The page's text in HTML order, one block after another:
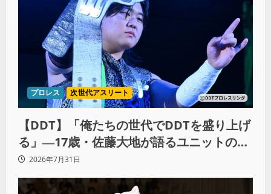
プロレス 次世代アスリート
【DDT】「俺たちの世代でDDTを盛り上げ
る」―17歳・佐藤大地が語るユニットの絆
とシングル王座への飽くなき野望
2026年7月31日